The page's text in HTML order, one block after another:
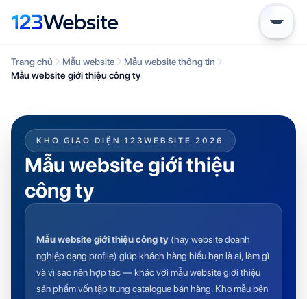
Trang chủ Mẫu website
Mẫu website thông tin
Mẫu website giới thiệu công ty
KHO GIAO DIỆN 123WEBSITE 2026
Mẫu website giới thiệu
công ty
Mẫu website giới thiệu công ty (hay website doanh
nghiệp dạng profile) giúp khách hàng hiểu bạn là ai, làm gì
và vì sao nên hợp tác — khác với mẫu website giới thiệu
sản phẩmvốn tập trung catalogue bán hàng. Kho mẫu bên